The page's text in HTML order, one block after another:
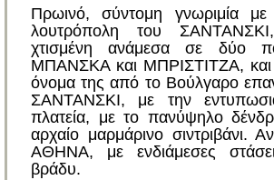
Πρωινό, σύντομη γνωριμία
λουτρόπολη του
χτισμένη ανάμεσα σε δύο
ΜΠΑΝΣΚΑ και ΜΠΡΙΣΤΙΤΖΑ, και
όνομα της από το Βούλγαρο
ΣΑΝΤΑΝΣΚΙ, με την
πλατεία, με το πανύψηλο
αρχαίο μαρμάρινο σιντριβάνι.
ΑΘΗΝΑ, με ενδιάμεσες
βράδυ.